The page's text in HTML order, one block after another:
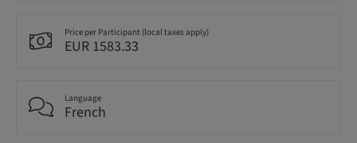
Price per Participant (local taxes apply)
EUR 1583.33
Language
French